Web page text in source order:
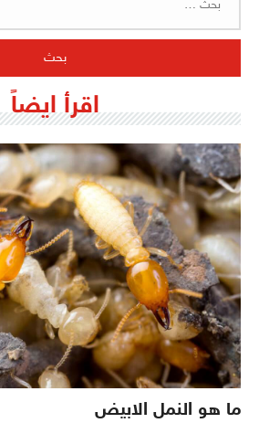
اقرأ ايضاً
ما هو النمل الابيض